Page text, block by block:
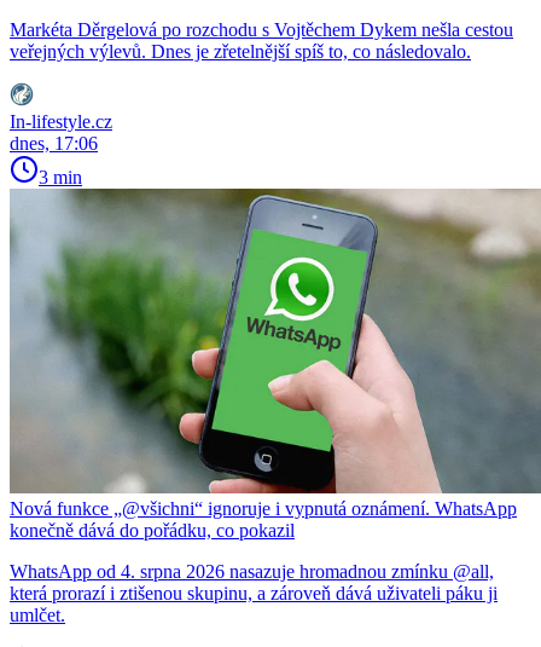
Markéta Děrgelová po rozchodu s Vojtěchem Dykem nešla cestou
veřejných výlevů. Dnes je zřetelnější spíš to, co následovalo.
In-lifestyle.cz
dnes, 17:06
3 min
Nová funkce „@všichni“ ignoruje i vypnutá oznámení. WhatsApp
konečně dává do pořádku, co pokazil
WhatsApp od 4. srpna 2026 nasazuje hromadnou zmínku @all,
která prorazí i ztišenou skupinu, a zároveň dává uživateli páku ji
umlčet.